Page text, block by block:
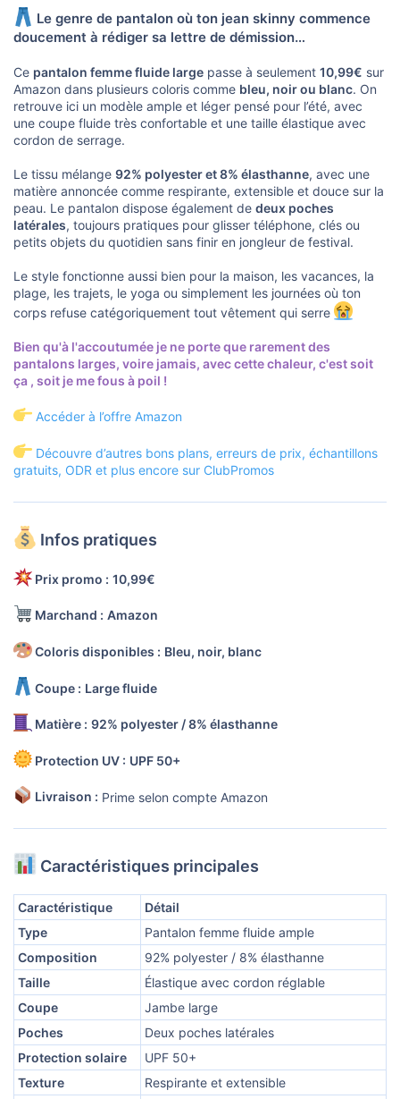
i
o
n
Le genre de pantalon où ton jean skinny commence
doucement à rédiger sa lettre de démission…
Ce pantalon femme fluide large passe à seulement 10,99€ sur
Amazon dans plusieurs coloris comme bleu, noir ou blanc. On
retrouve ici un modèle ample et léger pensé pour l’été, avec
une coupe fluide très confortable et une taille élastique avec
cordon de serrage.
Le tissu mélange 92% polyester et 8% élasthanne, avec une
matière annoncée comme respirante, extensible et douce sur la
peau. Le pantalon dispose également de deux poches
latérales, toujours pratiques pour glisser téléphone, clés ou
petits objets du quotidien sans finir en jongleur de festival.
Le style fonctionne aussi bien pour la maison, les vacances, la
plage, les trajets, le yoga ou simplement les journées où ton
corps refuse catégoriquement tout vêtement qui serre
Bien qu'à l'accoutumée je ne porte que rarement des
pantalons larges, voire jamais, avec cette chaleur, c'est soit
ça , soit je me fous à poil !
Accéder à l’offre Amazon
Découvre d’autres bons plans, erreurs de prix, échantillons
gratuits, ODR et plus encore sur ClubPromos
Infos pratiques
Prix promo : 10,99€
Marchand : Amazon
Coloris disponibles : Bleu, noir, blanc
Coupe : Large fluide
Matière : 92% polyester / 8% élasthanne
Protection UV : UPF 50+
Livraison : Prime selon compte Amazon
Caractéristiques principales
Caractéristique
Détail
Type
Pantalon femme fluide ample
Composition
92% polyester / 8% élasthanne
Taille
Élastique avec cordon réglable
Coupe
Jambe large
Poches
Deux poches latérales
Protection solaire
UPF 50+
Texture
Respirante et extensible